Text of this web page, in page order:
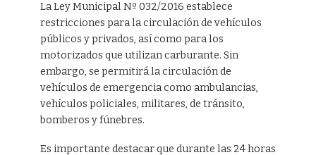
La Ley Municipal Nº 032/2016 establece
restricciones para la circulación de vehículos
públicos y privados, así como para los
motorizados que utilizan carburante. Sin
embargo, se permitirá la circulación de
vehículos de emergencia como ambulancias,
vehículos policiales, militares, de tránsito,
bomberos y fúnebres.
Es importante destacar que durante las 24 horas